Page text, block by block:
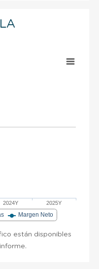
2024Y 2025Y
Margen Neto
están disponibles